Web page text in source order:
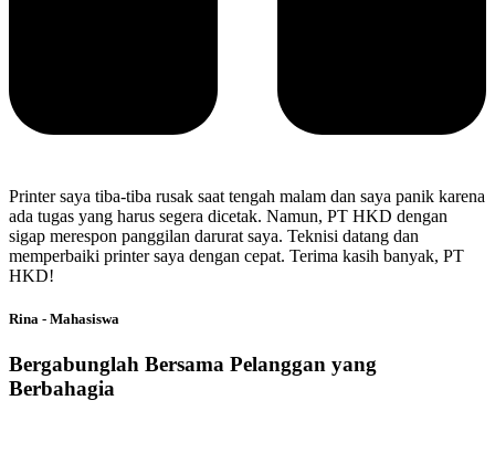
Printer saya tiba-tiba rusak saat tengah malam dan saya panik karena
ada tugas yang harus segera dicetak. Namun, PT HKD dengan
sigap merespon panggilan darurat saya. Teknisi datang dan
memperbaiki printer saya dengan cepat. Terima kasih banyak, PT
HKD!
Rina - Mahasiswa
Bergabunglah Bersama Pelanggan yang
Berbahagia